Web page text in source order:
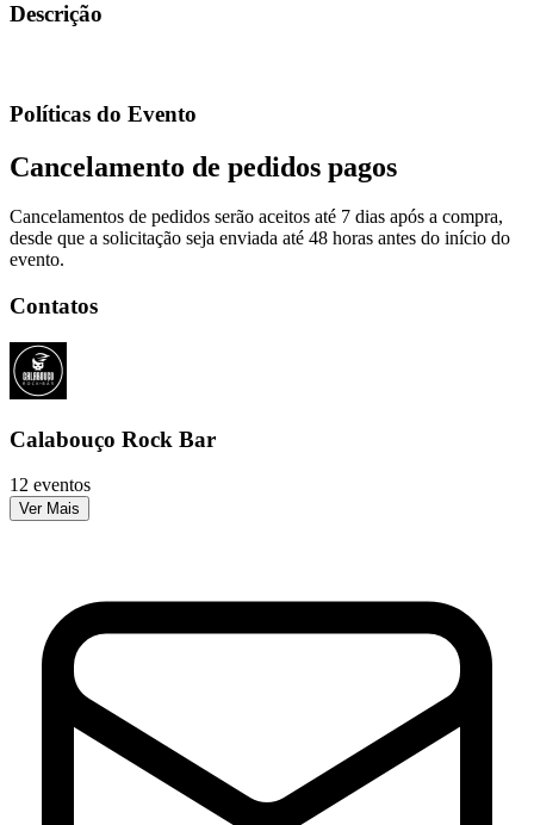
Descrição
Políticas do Evento
Cancelamento de pedidos pagos
Cancelamentos de pedidos serão aceitos até 7 dias após a compra,
desde que a solicitação seja enviada até 48 horas antes do início do
evento.
Contatos
Calabouço Rock Bar
12 eventos
Ver Mais